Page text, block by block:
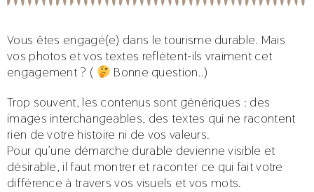
Vous êtes engagé(e) dans le tourisme durable. Mais
vos photos et vos textes reflètent-ils vraiment cet
engagement ? (
Bonne question..)
Trop souvent, les contenus sont génériques : des
images interchangeables, des textes qui ne racontent
rien de votre histoire ni de vos valeurs.
Pour qu’une démarche durable devienne visible et
désirable, il faut montrer et raconter ce qui fait votre
différence à travers vos visuels et vos mots.